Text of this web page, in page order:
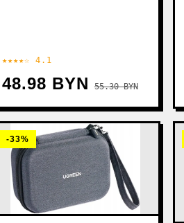
★★★★☆ 4.1
48.98 BYN 55.30 BYN
-33%